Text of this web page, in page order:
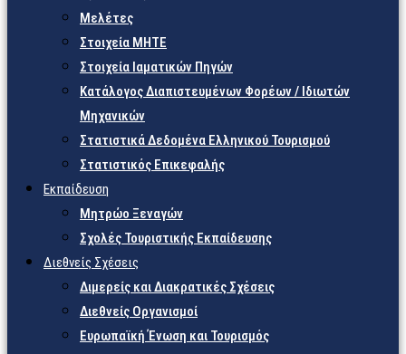
Μελέτες
Στοιχεία ΜΗΤΕ
Στοιχεία Ιαματικών Πηγών
Κατάλογος Διαπιστευμένων Φορέων / Ιδιωτών
Μηχανικών
Στατιστικά Δεδομένα Ελληνικού Τουρισμού
Στατιστικός Επικεφαλής
Εκπαίδευση
Μητρώο Ξεναγών
Σχολές Τουριστικής Εκπαίδευσης
Διεθνείς Σχέσεις
Διμερείς και Διακρατικές Σχέσεις
Διεθνείς Οργανισμοί
Ευρωπαϊκή Ένωση και Τουρισμός